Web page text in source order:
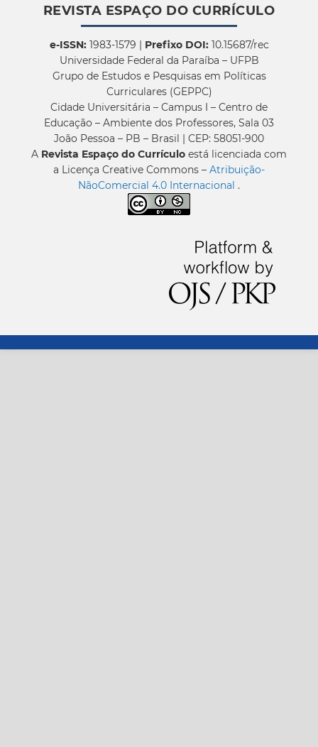
REVISTA ESPAÇO DO CURRÍCULO
e-ISSN:1983-1579 | Prefixo DOI:10.15687/rec
Universidade Federal da Paraíba – UFPB
Grupo de Estudos e Pesquisas em Políticas
Curriculares (GEPPC)
Cidade Universitária – Campus I – Centro de
Educação – Ambiente dos Professores, Sala 03
João Pessoa – PB – Brasil | CEP: 58051-900
A Revista Espaço do Currículo está licenciada com
a Licença Creative Commons – Atribuição-
NãoComercial 4.0 Internacional .